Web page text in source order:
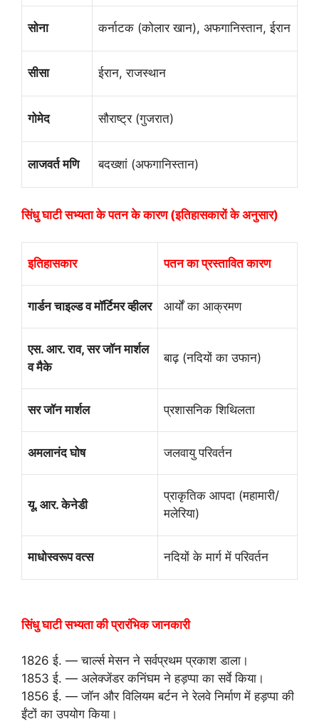
सोना कर्नाटक (कोलार खान), अफगानिस्तान, ईरान
सीसा ईरान, राजस्थान
गोमेद सौराष्ट्र (गुजरात)
लाजवर्त मणि बदख्शां (अफगानिस्तान)
सिंधु घाटी सभ्यता के पतन के कारण (इतिहासकारों के अनुसार)
इतिहासकार पतन का प्रस्तावित कारण
गार्डन चाइल्ड व मॉर्टिमर व्हीलर आर्यों का आक्रमण
एस. आर. राव, सर जॉन मार्शल
व मैके
बाढ़ (नदियों का उफान)
सर जॉन मार्शल प्रशासनिक शिथिलता
अमलानंद घोष जलवायु परिवर्तन
यू. आर. केनेडी
प्राकृतिक आपदा (महामारी/
मलेरिया)
माधोस्वरूप वत्स नदियों के मार्ग में परिवर्तन
सिंधु घाटी सभ्यता की प्रारंभिक जानकारी
1826 ई. — चार्ल्स मेसन ने सर्वप्रथम प्रकाश डाला।
1853 ई. — अलेक्जेंडर कनिंघम ने हड़प्पा का सर्वे किया।
1856 ई. — जॉन और विलियम बर्टन ने रेलवे निर्माण में हड़प्पा की
ईंटों का उपयोग किया।